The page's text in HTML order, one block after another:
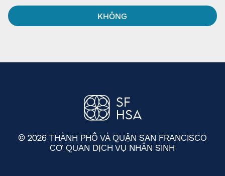
KHÔNG​​
© 2026 THÀNH PHỐ VÀ QUẬN SAN FRANCISCO
CƠ QUAN DỊCH VỤ NHÂN SINH